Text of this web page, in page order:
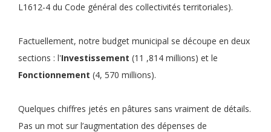
L1612-4 du Code général des collectivités territoriales).
Factuellement, notre budget municipal se découpe en deux
sections : l'Investissement (11 ,814 millions) et le
Fonctionnement (4, 570 millions).
Quelques chiffres jetés en pâtures sans vraiment de détails.
Pas un mot sur l’augmentation des dépenses de